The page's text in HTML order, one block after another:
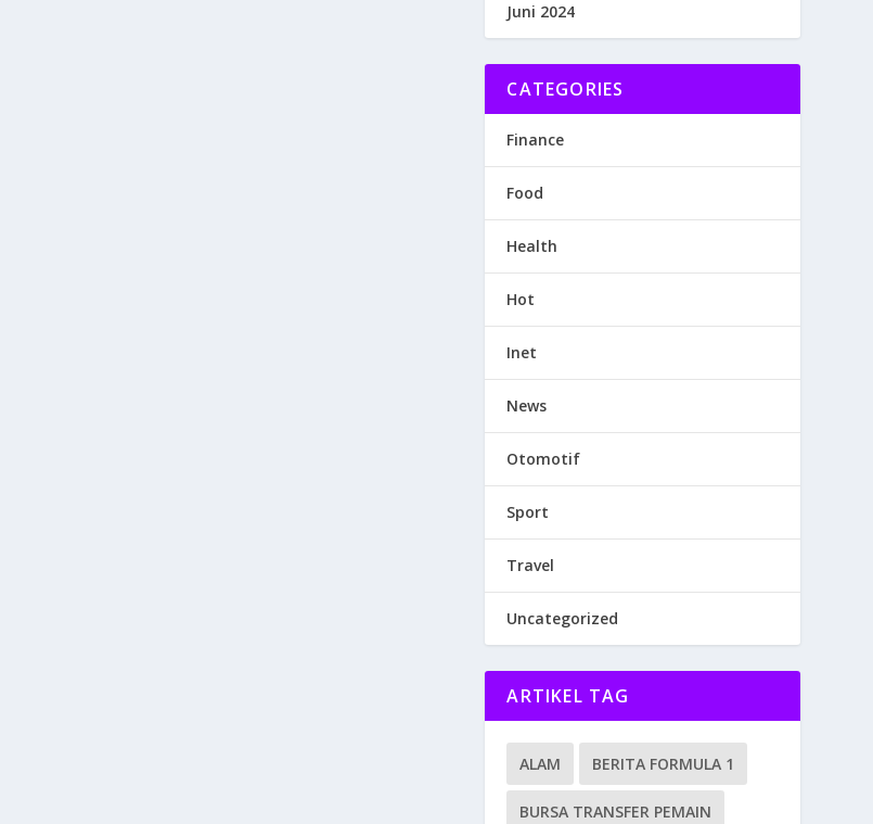
Juni 2024
CATEGORIES
Finance
Food
Health
Hot
Inet
News
Otomotif
Sport
Travel
Uncategorized
ARTIKEL TAG
ALAM BERITA FORMULA 1
BURSA TRANSFER PEMAIN